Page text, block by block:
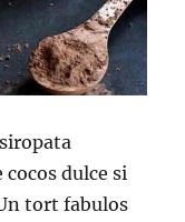
cocos dulce si
tort fabulos